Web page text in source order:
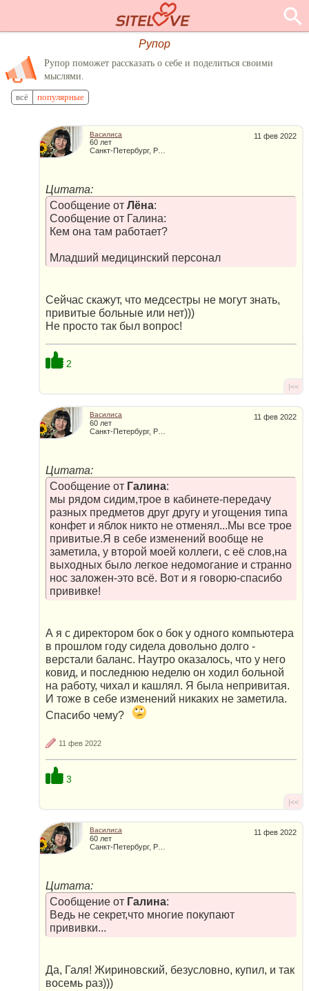
Рупор
Рупор поможет рассказать о себе и поделиться своими
мыслями.
всё популярные
11 фев 2022
Василиса
60 лет
Санкт-Петербург, Россия
Цитата:
Сообщение от Лёна:
Сообщение от Галина:
Кем она там работает?
Младший медицинский персонал
Сейчас скажут, что медсестры не могут знать,
привитые больные или нет)))
Не просто так был вопрос!
2
|<<
11 фев 2022
Василиса
60 лет
Цитата:
Сообщение от Галина:
мы рядом сидим,трое в кабинете-передачу
разных предметов друг другу и угощения типа
конфет и яблок никто не отменял...Мы все трое
привитые.Я в себе изменений вообще не
заметила, у второй моей коллеги, с её слов,на
выходных было легкое недомогание и странно
нос заложен-это всё. Вот и я говорю-спасибо
прививке!
А я с директором бок о бок у одного компьютера
в прошлом году сидела довольно долго -
верстали баланс. Наутро оказалось, что у него
ковид, и последнюю неделю он ходил больной
на работу, чихал и кашлял. Я была непривитая.
И тоже в себе изменений никаких не заметила.
Спасибо чему?
11 фев 2022
3
|<<
11 фев 2022
Василиса
60 лет
Цитата:
Сообщение от Галина:
Ведь не секрет,что многие покупают
прививки...
Да, Галя! Жириновский, безусловно, купил, и так
восемь раз)))